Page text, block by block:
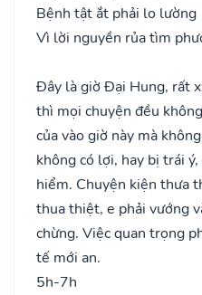
Bệnh tật ắt phải lo lường
Vì lời nguyền rủa tìm
Đây là giờ Đại Hung, rất
thì mọi chuyện đều
của vào giờ này mà
không có lợi, hay bị trái
hiểm. Chuyện kiện thưa
thua thiệt, e phải vướng
chừng. Việc quan trọng
tế mới an.
5h-7h